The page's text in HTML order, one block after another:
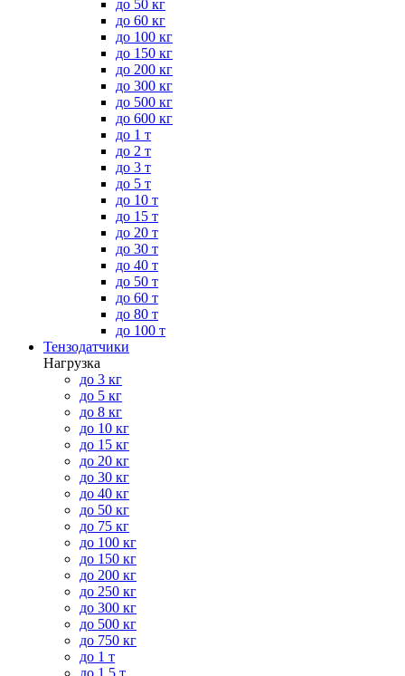
до 50 кг
до 60 кг
до 100 кг
до 150 кг
до 200 кг
до 300 кг
до 500 кг
до 600 кг
до 1 т
до 2 т
до 3 т
до 5 т
до 10 т
до 15 т
до 20 т
до 30 т
до 40 т
до 50 т
до 60 т
до 80 т
до 100 т
Тензодатчики
Нагрузка
до 3 кг
до 5 кг
до 8 кг
до 10 кг
до 15 кг
до 20 кг
до 30 кг
до 40 кг
до 50 кг
до 75 кг
до 100 кг
до 150 кг
до 200 кг
до 250 кг
до 300 кг
до 500 кг
до 750 кг
до 1 т
до 1.5 т